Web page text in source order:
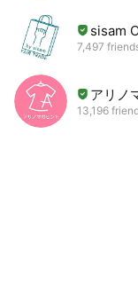
sisam
7,497
アリノ
13,196